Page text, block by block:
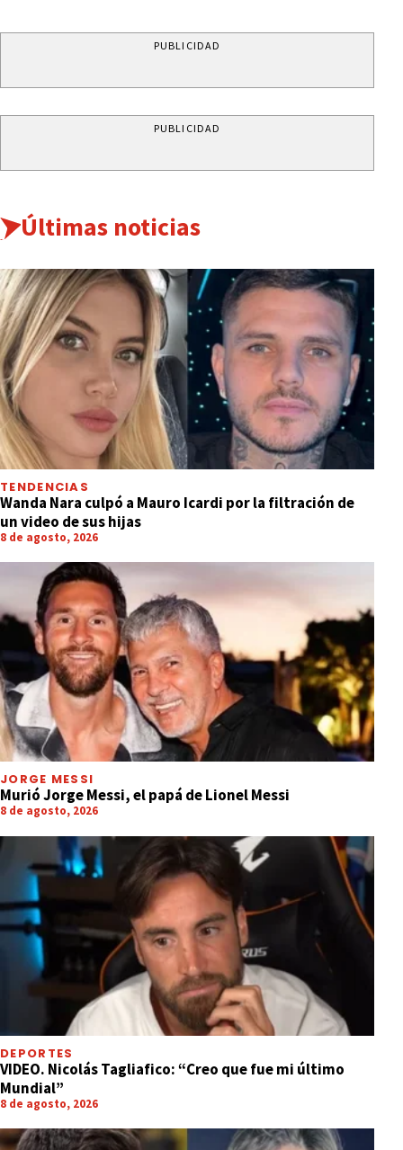
PUBLICIDAD
PUBLICIDAD
Últimas noticias
TENDENCIAS
Wanda Nara culpó a Mauro Icardi por la filtración de
un video de sus hijas
8 de agosto, 2026
JORGE MESSI
Murió Jorge Messi, el papá de Lionel Messi
8 de agosto, 2026
DEPORTES
VIDEO. Nicolás Tagliafico: “Creo que fue mi último
Mundial”
8 de agosto, 2026